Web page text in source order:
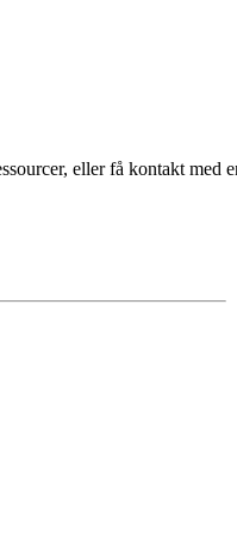
Ryd alle Udført
eller få kontakt med